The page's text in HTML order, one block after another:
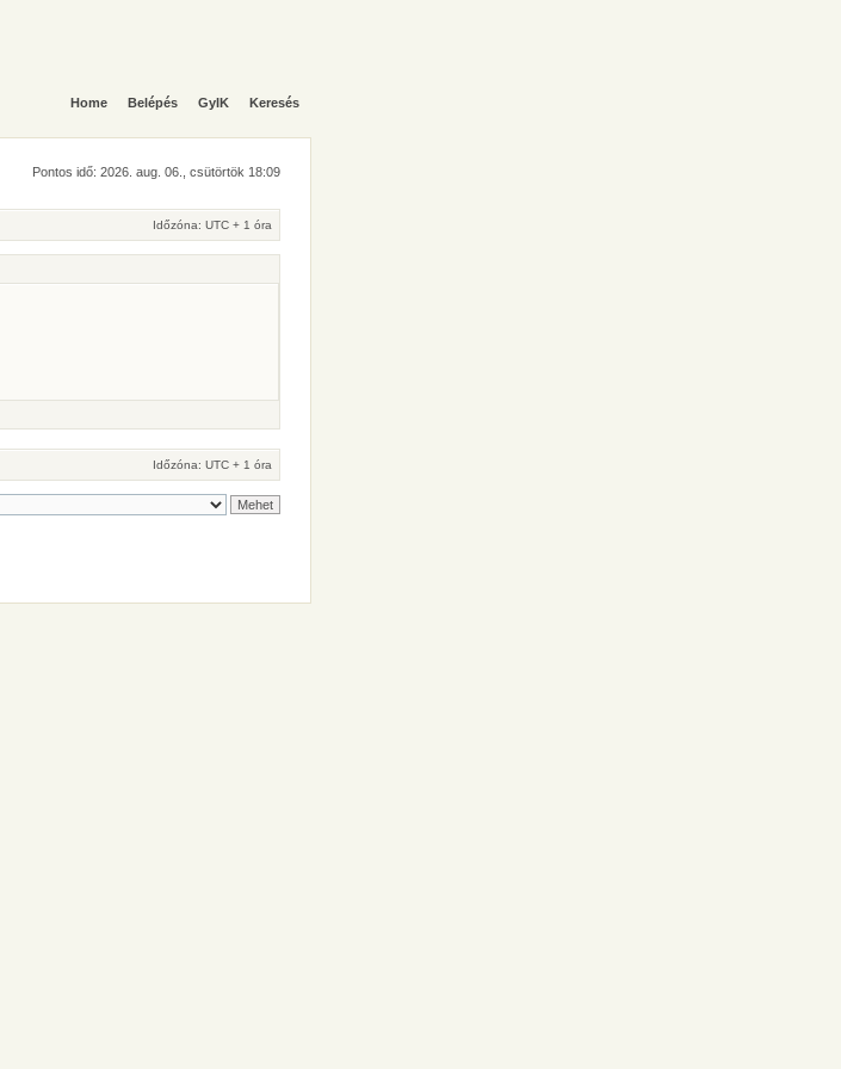
Home Belépés GyIK Keresés
Pontos idő: 2026. aug. 06., csütörtök 18:09
Időzóna: UTC + 1 óra
Időzóna: UTC + 1 óra